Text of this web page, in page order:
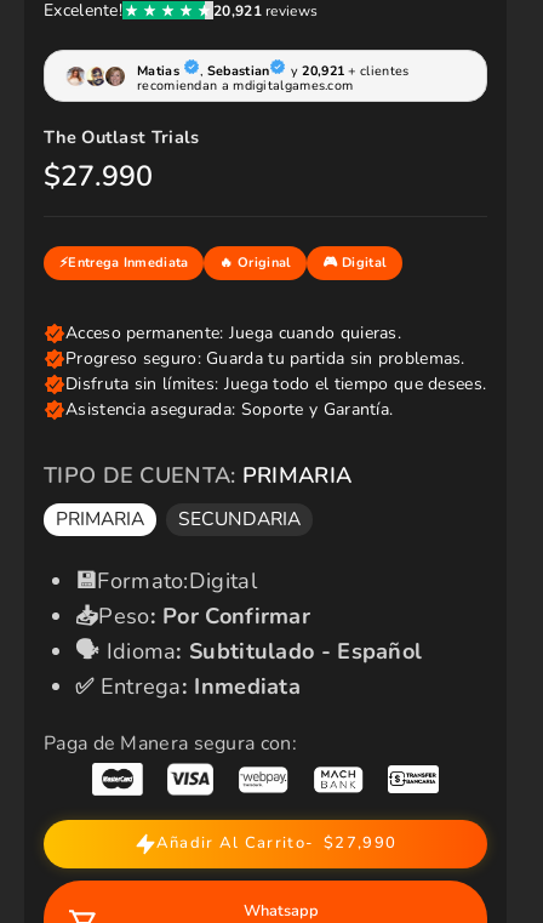
The Outlast Trials
P
r
c
i
r
e
g
u
l
r
$27.990
TIPO DE CUENTA: PRIMARIA
PRIMARIA SECUNDARIA
​💾​Formato:Digital
📥Peso: Por Confirmar
🗣️​ Idioma: Subtitulado - Español
✅​ Entrega: Inmediata
Paga de Manera segura con:
Añadir Al Carrito $27,990
Whatsapp